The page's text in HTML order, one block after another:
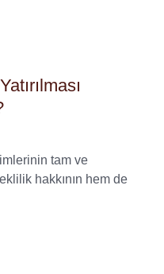
tam ve
hakkının hem de